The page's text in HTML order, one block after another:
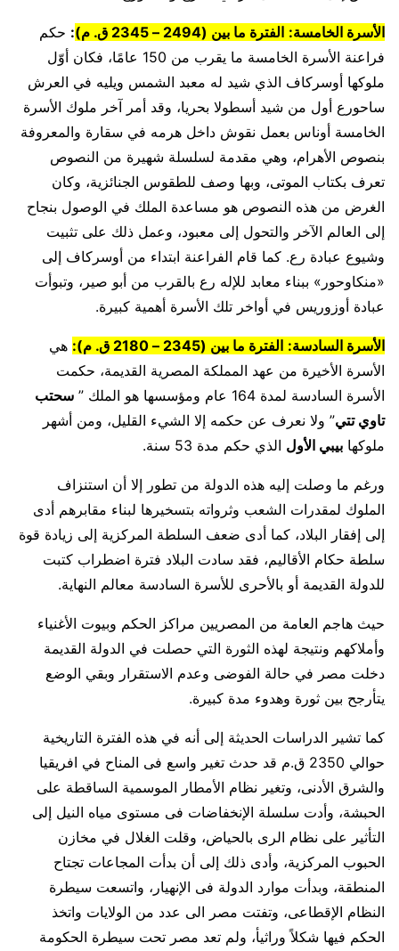
الأسرة الخامسة: الفترة ما بين (2494 – 2345 ق. م) : حكم
فراعنة الأسرة الخامسة ما يقرب من 150 عامًا، فكان أوّل
ملوكها أوسركاف الذي شيد له معبد الشمس ويليه في العرش
ساحورع أول من شيد أسطولا بحريا، وقد أمر آخر ملوك الأسرة
الخامسة أوناس بعمل نقوش داخل هرمه في سقارة والمعروفة
بنصوص الأهرام، وهي مقدمة لسلسلة شهيرة من النصوص
تعرف بكتاب الموتى، وبها وصف للطقوس الجنائزية، وكان
الغرض من هذه النصوص هو مساعدة الملك في الوصول بنجاح
إلى العالم الآخر والتحول إلى معبود، وعمل ذلك على تثبيت
وشيوع عبادة رع. كما قام الفراعنة ابتداء من أوسركاف إلى
«منكاوحور» ببناء معابد للإله رع بالقرب من أبو صير، وتبوأت
عبادة أوزوريس في أواخر تلك الأسرة أهمية كبيرة.
الأسرة السادسة: الفترة ما بين (2345 – 2180 ق. م):
هي
الأسرة الأخيرة من عهد المملكة المصرية القديمة، حكمت
الأسرة السادسة لمدة 164 عام ومؤسسها هو الملك ”
سحتب
تاوي تتي” ولا نعرف عن حكمه إلا الشيء القليل، ومن أشهر
ملوكها بيبي الأول الذي حكم مدة 53 سنة.
ورغم ما وصلت إليه هذه الدولة من تطور إلا أن استنزاف
الملوك لمقدرات الشعب وثرواته بتسخيرها لبناء مقابرهم أدى
إلى إفقار البلاد، كما أدى ضعف السلطة المركزية إلى زيادة قوة
سلطة حكام الأقاليم، فقد سادت البلاد فترة اضطراب كتبت
للدولة القديمة أو بالأحرى للأسرة السادسة معالم النهاية.
حيث هاجم العامة من المصريين مراكز الحكم وبيوت الأغنياء
وأملاكهم ونتيجة لهذه الثورة التي حصلت في الدولة القديمة
دخلت مصر في حالة الفوضى وعدم الاستقرار وبقي الوضع
يتأرجح بين ثورة وهدوء مدة كبيرة.
كما تشير الدراسات الحديثة إلى أنه في هذه الفترة التاريخية
حوالي 2350 ق.م قد حدث تغير واسع فى المناح في افريقيا
والشرق الأدنى، وتغير نظام الأمطار الموسمية الساقطة على
الحبشة، وأدت سلسلة الإنخفاضات فى مستوى مياه النيل إلى
التأثير على نظام الرى بالحياض، وقلت الغلال في مخازن
الحبوب المركزية، وأدى ذلك إلى أن بدأت المجاعات تجتاح
المنطقة، وبدأت موارد الدولة فى الإنهيار، واتسعت سيطرة
النظام الإقطاعى، وتفتت مصر الى عدد من الولايات واتخذ
الحكم فيها شكلاً وراثيأ، ولم تعد مصر تحت سيطرة الحكومة